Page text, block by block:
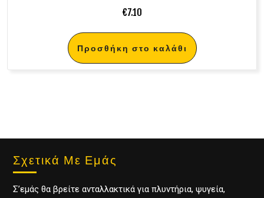
€7.10
Προσθήκη στο καλάθι
Σχετικά Με Εμάς
Σ’εμάς θα βρείτε ανταλλακτικά για πλυντήρια, ψυγεία,